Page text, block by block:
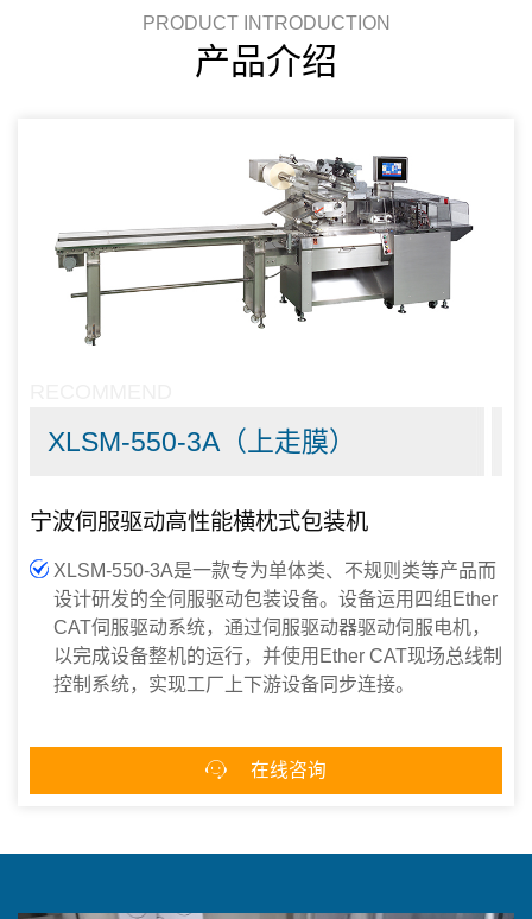
PRODUCT INTRODUCTION
产品介绍
XLSM-550-3A（上走膜）
宁波伺服驱动高性能横枕式包装机
XLSM-550-3A是一款专为单体类、不规则类等产品而
设计研发的全伺服驱动包装设备。设备运用四组Ether
CAT伺服驱动系统，通过伺服驱动器驱动伺服电机，
以完成设备整机的运行，并使用Ether CAT现场总线制
控制系统，实现工厂上下游设备同步连接。
 在线咨询